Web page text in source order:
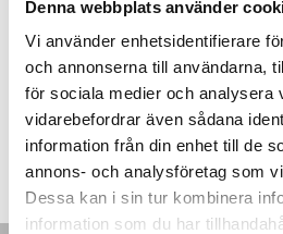
Denna webbplats använder
Vi använder enhetsidentifierare
och annonserna till användarna,
för sociala medier och analysera
vidarebefordrar även sådana
information från din enhet till de
annons- och analysföretag som
Dessa kan i sin tur kombinera
information som du har
Krokodilklämmor i olika storlekar samt
mätsats komplett med kabel för alla
bananingång. Med upp till kategori IV
enligt IEC 61010
375.00kr–885.00kr
375.00 kr
till
885.00 kr